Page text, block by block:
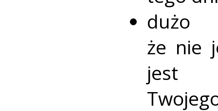
dużo
że nie
jest